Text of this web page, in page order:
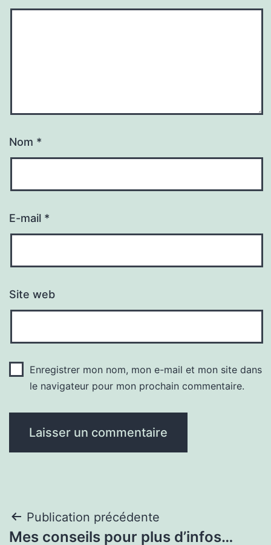
Nom *
E-mail *
Site web
Enregistrer mon nom, mon e-mail et mon site dans
le navigateur pour mon prochain commentaire.
Navigation
Publication précédente
Mes conseils pour plus d’infos…